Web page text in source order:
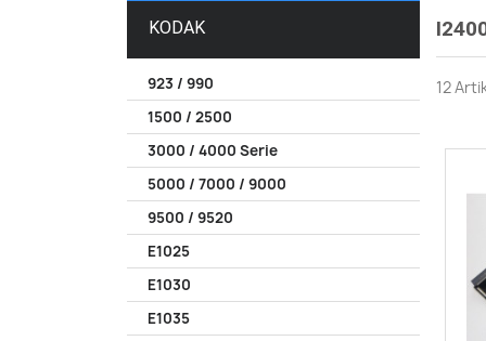
KODAK
923 / 990
1500 / 2500
3000 / 4000 Serie
5000 / 7000 / 9000
9500 / 9520
E1025
E1030
E1035
12